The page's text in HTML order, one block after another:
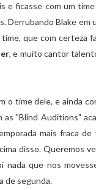
e ficasse com um
Derrubando Blake em
que com certeza
, e muito cantor
o time dele, e ainda
as "Blind Auditions"
mais fraca de
disso. Queremos
que nos
de segunda.